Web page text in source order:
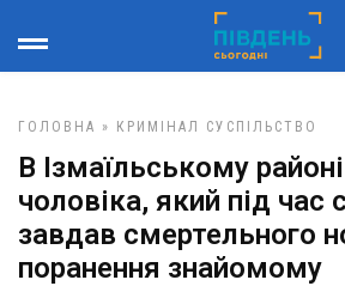
ГОЛОВНА » КРИМІНАЛ СУСПІЛЬСТВО
В Ізмаїльському
чоловіка, який під час
завдав смертельного
поранення знайомому